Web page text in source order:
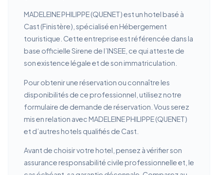
MADELEINE PHILIPPE (QUENET) est un hotel basé à
Cast (Finistère), spécialisé en Hébergement
touristique. Cette entreprise est référencée dans la
base officielle Sirene de l’INSEE, ce qui atteste de
son existence légale et de son immatriculation.
Pour obtenir une réservation ou connaître les
disponibilités de ce professionnel, utilisez notre
formulaire de demande de réservation. Vous serez
mis en relation avec MADELEINE PHILIPPE (QUENET)
et d’autres hotels qualifiés de Cast.
Avant de choisir votre hotel, pensez à vérifier son
assurance responsabilité civile professionnelle et, le